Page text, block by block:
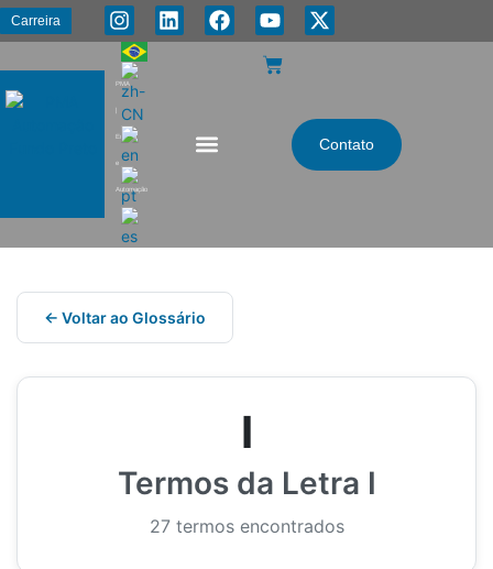
Carreira
PMA
|
Energia
e
Automação
Contato
← Voltar ao Glossário
I
Termos da Letra I
27 termos encontrados